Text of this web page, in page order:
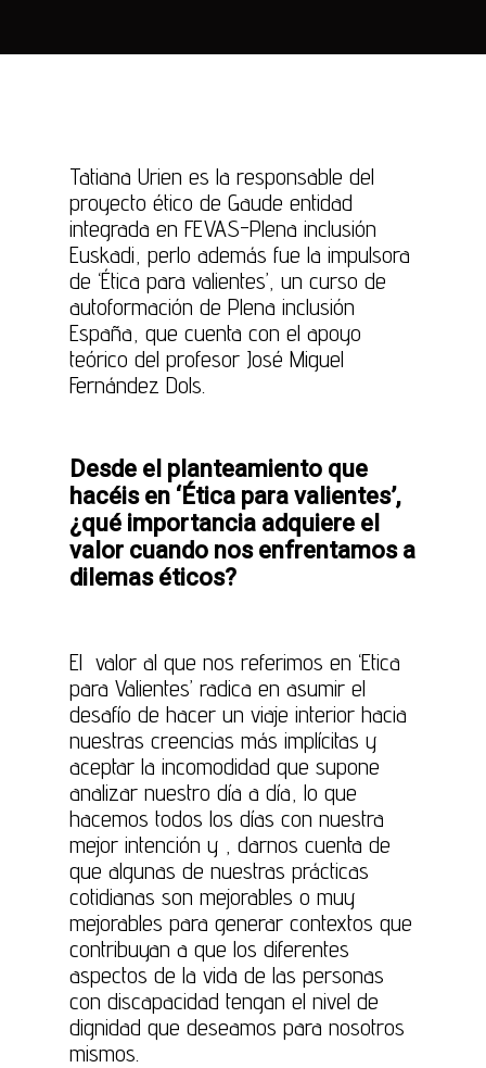
Tatiana Urien es la responsable del
proyecto ético de Gaude entidad
integrada en FEVAS-Plena inclusión
Euskadi, perlo además fue la impulsora
de ‘Ética para valientes’, un curso de
autoformación de Plena inclusión
España, que cuenta con el apoyo
teórico del profesor José Miguel
Fernández Dols.
Desde el planteamiento que
hacéis en ‘Ética para valientes’,
¿qué importancia adquiere el
valor cuando nos enfrentamos a
dilemas éticos?
El valor al que nos referimos en ‘Etica
para Valientes’ radica en asumir el
desafío de hacer un viaje interior hacia
nuestras creencias más implícitas y
aceptar la incomodidad que supone
analizar nuestro día a día, lo que
hacemos todos los días con nuestra
mejor intención y , darnos cuenta de
que algunas de nuestras prácticas
cotidianas son mejorables o muy
mejorables para generar contextos que
contribuyan a que los diferentes
aspectos de la vida de las personas
con discapacidad tengan el nivel de
dignidad que deseamos para nosotros
mismos.